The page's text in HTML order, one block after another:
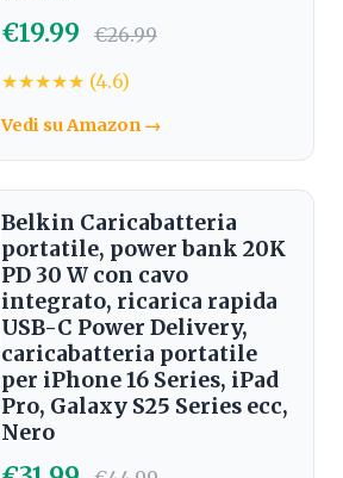
€19.99
€26.99
★★★★★ (4.6)
Vedi su Amazon →
Belkin Caricabatteria
portatile, power bank 20K
PD 30 W con cavo
integrato, ricarica rapida
USB-C Power Delivery,
caricabatteria portatile
per iPhone 16 Series, iPad
Pro, Galaxy S25 Series ecc,
Nero